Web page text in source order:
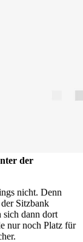
der
nicht. Denn
Sitzbank
sich dann dort
nur noch Platz für